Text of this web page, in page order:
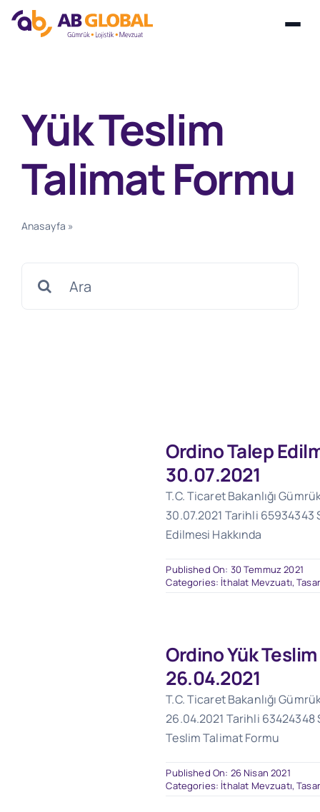
Yük Teslim
Talimat Formu
Anasayfa »
Ordino Talep
30.07.2021
T.C. Ticaret Bakanlığı
30.07.2021 Tarihli 65934343
Edilmesi Hakkında
Published On: 30 Temmuz 2021
Categories: İthalat Mevzuatı,
Ordino Yük
26.04.2021
T.C. Ticaret Bakanlığı
26.04.2021 Tarihli 63424348
Teslim Talimat Formu
Published On: 26 Nisan 2021
Categories: İthalat Mevzuatı,